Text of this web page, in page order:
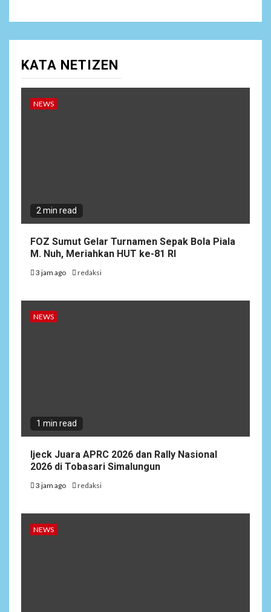
KATA NETIZEN
NEWS
2 min read
FOZ Sumut Gelar Turnamen Sepak Bola Piala
M. Nuh, Meriahkan HUT ke-81 RI
3 jam ago redaksi
NEWS
1 min read
Ijeck Juara APRC 2026 dan Rally Nasional
2026 di Tobasari Simalungun
3 jam ago redaksi
NEWS